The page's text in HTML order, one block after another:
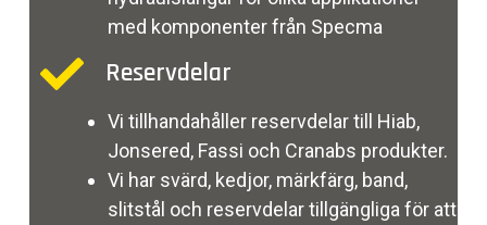
med komponenter från Specma
Reservdelar
Vi tillhandahåller reservdelar till Hiab,
Jonsered, Fassi och Cranabs produkter.
Vi har svärd, kedjor, märkfärg, band,
slitstål och reservdelar tillgängliga för att